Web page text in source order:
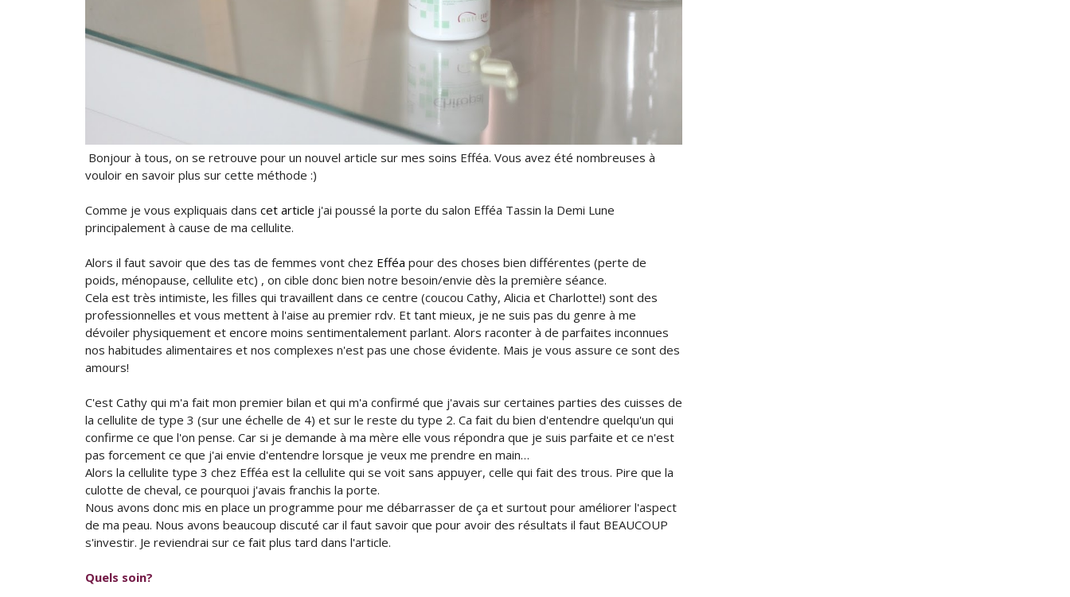
Bonjour à tous, on se retrouve pour un nouvel article sur mes soins Efféa. Vous avez été nombreuses à
vouloir en savoir plus sur cette méthode :)
Comme je vous expliquais dans cet article j'ai poussé la porte du salon Efféa Tassin la Demi Lune
principalement à cause de ma cellulite.
Alors il faut savoir que des tas de femmes vont chez Efféa pour des choses bien différentes (perte de
poids, ménopause, cellulite etc) , on cible donc bien notre besoin/envie dès la première séance.
Cela est très intimiste, les filles qui travaillent dans ce centre (coucou Cathy, Alicia et Charlotte!) sont des
professionnelles et vous mettent à l'aise au premier rdv. Et tant mieux, je ne suis pas du genre à me
dévoiler physiquement et encore moins sentimentalement parlant. Alors raconter à de parfaites inconnues
nos habitudes alimentaires et nos complexes n'est pas une chose évidente. Mais je vous assure ce sont des
amours!
C'est Cathy qui m'a fait mon premier bilan et qui m'a confirmé que j'avais sur certaines parties des cuisses de
la cellulite de type 3 (sur une échelle de 4) et sur le reste du type 2. Ca fait du bien d'entendre quelqu'un qui
confirme ce que l'on pense. Car si je demande à ma mère elle vous répondra que je suis parfaite et ce n'est
pas forcement ce que j'ai envie d'entendre lorsque je veux me prendre en main…
Alors la cellulite type 3 chez Efféa est la cellulite qui se voit sans appuyer, celle qui fait des trous. Pire que la
culotte de cheval, ce pourquoi j'avais franchis la porte.
Nous avons donc mis en place un programme pour me débarrasser de ça et surtout pour améliorer l'aspect
de ma peau. Nous avons beaucoup discuté car il faut savoir que pour avoir des résultats il faut BEAUCOUP
s'investir. Je reviendrai sur ce fait plus tard dans l'article.
Quels soin?